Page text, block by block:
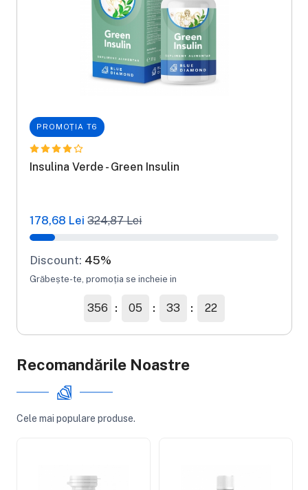
PROMOȚIA T6
Insulina Verde - Green Insulin
178,68 Lei324,87 Lei
Discount: 45%
Grăbește-te, promoția se incheie in
356 05 33 21
Recomandările Noastre
Cele mai populare produse.